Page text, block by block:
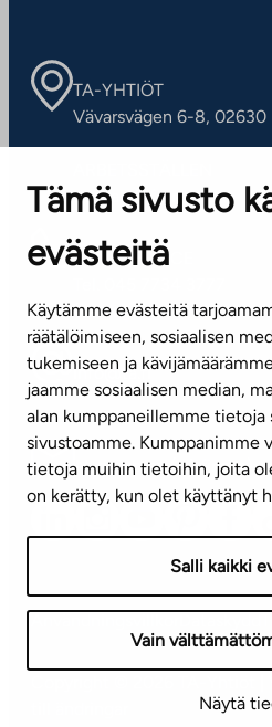
Tämä sivusto
evästeitä
Käytämme evästeitä
räätälöimiseen, sosiaalisen
tukemiseen ja
jaamme sosiaalisen median,
alan kumppaneillemme
sivustoamme. Kumppanimme
tietoja muihin tietoihin, joita
on kerätty, kun olet käyttänyt
Salli kaikki
Vain
Näytä
TA-YHTIÖT
Vävarsvägen 6-8, 02630
Kontaktinformation
KUNDSERVICE
(vardagar kl. 8–16)
info@ta.fi
Nyhetsbrev (på finska)